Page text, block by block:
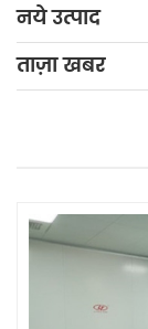
नये उत्पाद
ताज़ा खबर